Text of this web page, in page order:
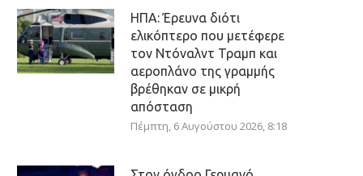
ΗΠΑ: Έρευνα διότι
ελικόπτερο που μετέφερε
τον Ντόναλντ Τραμπ και
αεροπλάνο της γραμμής
βρέθηκαν σε μικρή
απόσταση
Πέμπτη, 6 Αυγούστου 2026, 8:18